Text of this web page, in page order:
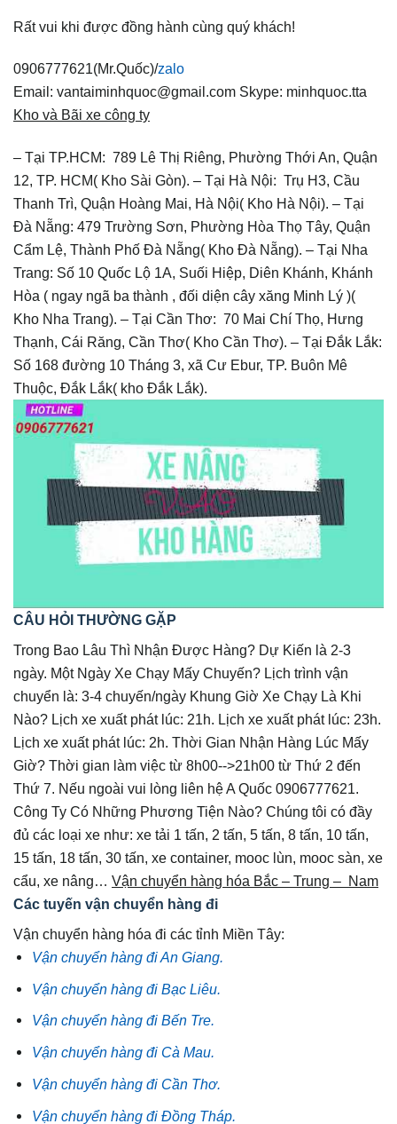
Rất vui khi được đồng hành cùng quý khách!
0906777621(Mr.Quốc)/zalo
Email: vantaiminhquoc@gmail.com Skype: minhquoc.tta
Kho và Bãi xe công ty
– Tại TP.HCM: 789 Lê Thị Riêng, Phường Thới An, Quận
12, TP. HCM( Kho Sài Gòn). – Tại Hà Nội: Trụ H3, Cầu
Thanh Trì, Quận Hoàng Mai, Hà Nội( Kho Hà Nội). – Tại
Đà Nẵng: 479 Trường Sơn, Phường Hòa Thọ Tây, Quận
Cẩm Lệ, Thành Phố Đà Nẵng( Kho Đà Nẵng). – Tại Nha
Trang: Số 10 Quốc Lộ 1A, Suối Hiệp, Diên Khánh, Khánh
Hòa ( ngay ngã ba thành , đối diện cây xăng Minh Lý )(
Kho Nha Trang). – Tại Cần Thơ: 70 Mai Chí Thọ, Hưng
Thạnh, Cái Răng, Cần Thơ( Kho Cần Thơ). – Tại Đắk Lắk:
Số 168 đường 10 Tháng 3, xã Cư Ebur, TP. Buôn Mê
Thuộc, Đắk Lắk( kho Đắk Lắk).
CÂU HỎI THƯỜNG GẶP
Trong Bao Lâu Thì Nhận Được Hàng? Dự Kiến là 2-3
ngày. Một Ngày Xe Chạy Mấy Chuyến? Lịch trình vận
chuyển là: 3-4 chuyến/ngày Khung Giờ Xe Chạy Là Khi
Nào? Lịch xe xuất phát lúc: 21h. Lịch xe xuất phát lúc: 23h.
Lịch xe xuất phát lúc: 2h. Thời Gian Nhận Hàng Lúc Mấy
Giờ? Thời gian làm việc từ 8h00-->21h00 từ Thứ 2 đến
Thứ 7. Nếu ngoài vui lòng liên hệ A Quốc 0906777621.
Công Ty Có Những Phương Tiện Nào? Chúng tôi có đầy
đủ các loại xe như: xe tải 1 tấn, 2 tấn, 5 tấn, 8 tấn, 10 tấn,
15 tấn, 18 tấn, 30 tấn, xe container, mooc lùn, mooc sàn, xe
cẩu, xe nâng… Vận chuyển hàng hóa Bắc – Trung – Nam
Các tuyến vận chuyển hàng đi
Vận chuyển hàng hóa đi các tỉnh Miền Tây:
Vận chuyển hàng đi An Giang.
Vận chuyển hàng đi Bạc Liêu.
Vận chuyển hàng đi Bến Tre.
Vận chuyển hàng đi Cà Mau.
Vận chuyển hàng đi Cần Thơ.
Vận chuyển hàng đi Đồng Tháp.